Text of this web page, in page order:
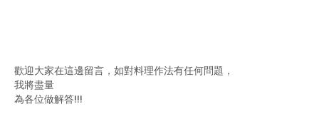
歡迎大家在這邊留言，如對料理作法有任何問題，
我將盡量
為各位做解答!!!